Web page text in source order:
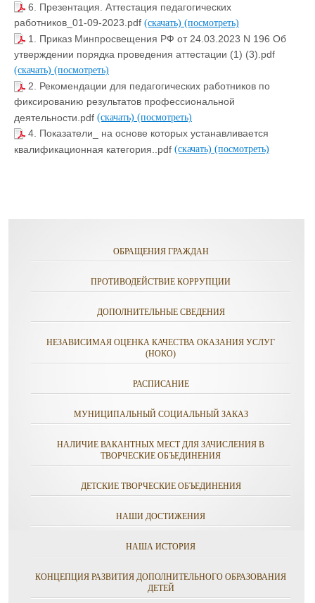
6. Презентация. Аттестация педагогических
работников_01-09-2023.pdf (скачать) (посмотреть)
1. Приказ Минпросвещения РФ от 24.03.2023 N 196 Об
утверждении порядка проведения аттестации (1) (3).pdf
(скачать) (посмотреть)
2. Рекомендации для педагогических работников по
фиксированию результатов профессиональной
деятельности.pdf (скачать) (посмотреть)
4. Показатели_ на основе которых устанавливается
квалификационная категория..pdf (скачать) (посмотреть)
ОБРАЩЕНИЯ ГРАЖДАН
ПРОТИВОДЕЙСТВИЕ КОРРУПЦИИ
ДОПОЛНИТЕЛЬНЫЕ СВЕДЕНИЯ
НЕЗАВИСИМАЯ ОЦЕНКА КАЧЕСТВА ОКАЗАНИЯ УСЛУГ
(НОКО)
РАСПИСАНИЕ
МУНИЦИПАЛЬНЫЙ СОЦИАЛЬНЫЙ ЗАКАЗ
НАЛИЧИЕ ВАКАНТНЫХ МЕСТ ДЛЯ ЗАЧИСЛЕНИЯ В
ТВОРЧЕСКИЕ ОБЪЕДИНЕНИЯ
ДЕТСКИЕ ТВОРЧЕСКИЕ ОБЪЕДИНЕНИЯ
НАШИ ДОСТИЖЕНИЯ
НАША ИСТОРИЯ
КОНЦЕПЦИЯ РАЗВИТИЯ ДОПОЛНИТЕЛЬНОГО ОБРАЗОВАНИЯ
ДЕТЕЙ